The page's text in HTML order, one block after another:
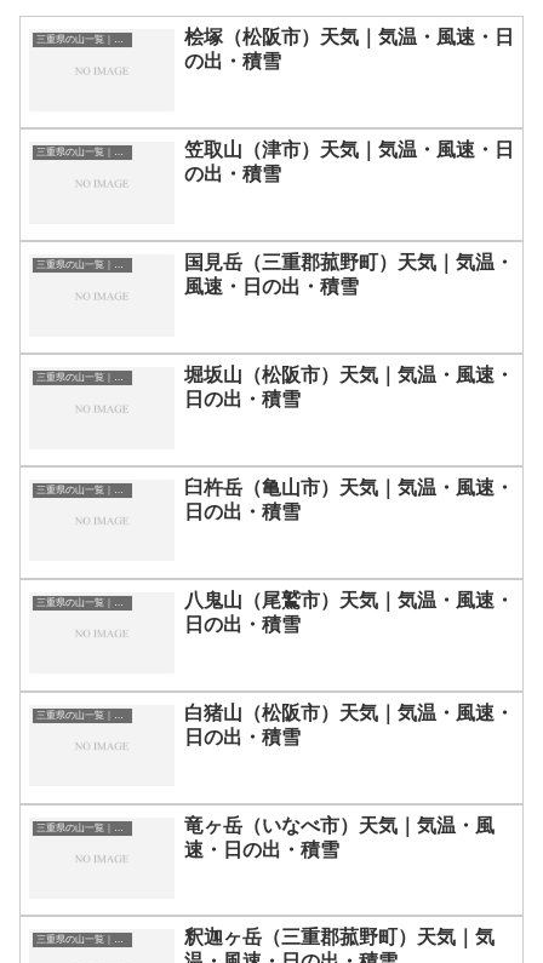
三重県の山一覧｜標高順・標高の高い山ランキング
桧塚（松阪市）天気｜気温・風速・日
の出・積雪
三重県の山一覧｜標高順・標高の高い山ランキング
笠取山（津市）天気｜気温・風速・日
の出・積雪
三重県の山一覧｜標高順・標高の高い山ランキング
国見岳（三重郡菰野町）天気｜気温・
風速・日の出・積雪
三重県の山一覧｜標高順・標高の高い山ランキング
堀坂山（松阪市）天気｜気温・風速・
日の出・積雪
三重県の山一覧｜標高順・標高の高い山ランキング
臼杵岳（亀山市）天気｜気温・風速・
日の出・積雪
八鬼山（尾鷲市）天気｜気温・風速・
日の出・積雪
白猪山（松阪市）天気｜気温・風速・
日の出・積雪
竜ヶ岳（いなべ市）天気｜気温・風
速・日の出・積雪
三重県の山一覧｜標高順・標高の高い山ランキング
釈迦ヶ岳（三重郡菰野町）天気｜気